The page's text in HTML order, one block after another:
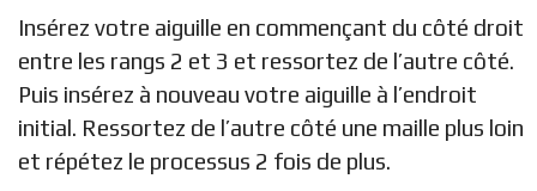
Insérez votre aiguille en commençant du côté droit
entre les rangs 2 et 3 et ressortez de l’autre côté.
Puis insérez à nouveau votre aiguille à l’endroit
initial. Ressortez de l’autre côté une maille plus loin
et répétez le processus 2 fois de plus.